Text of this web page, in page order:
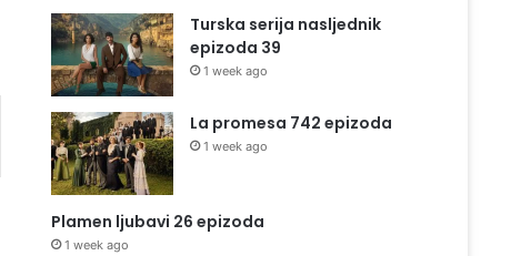
Turska serija nasljednik
epizoda 39
1 week ago
La promesa 742 epizoda
1 week ago
Plamen ljubavi 26 epizoda
1 week ago